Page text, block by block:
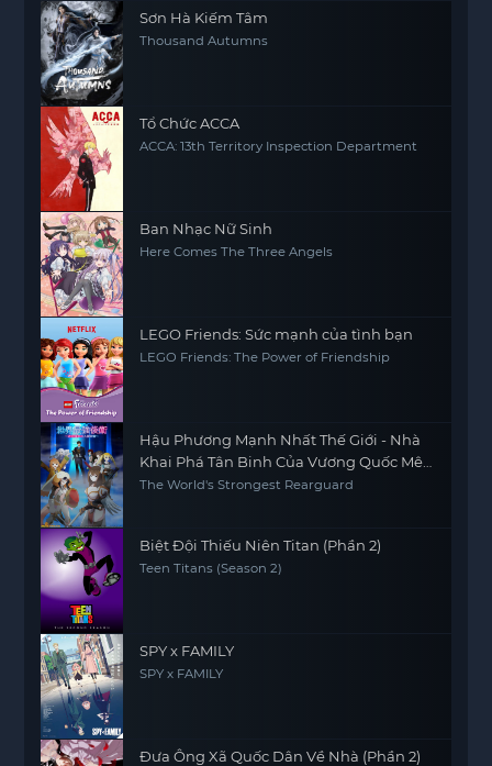
Sơn Hà Kiếm Tâm
Thousand Autumns
Tổ Chức ACCA
ACCA: 13th Territory Inspection Department
Ban Nhạc Nữ Sinh
Here Comes The Three Angels
LEGO Friends: Sức mạnh của tình bạn
LEGO Friends: The Power of Friendship
Hậu Phương Mạnh Nhất Thế Giới - Nhà
Khai Phá Tân Binh Của Vương Quốc Mê
Cung
The World's Strongest Rearguard
Biệt Đội Thiếu Niên Titan (Phần 2)
Teen Titans (Season 2)
SPY x FAMILY
SPY x FAMILY
Đưa Ông Xã Quốc Dân Về Nhà (Phần 2)